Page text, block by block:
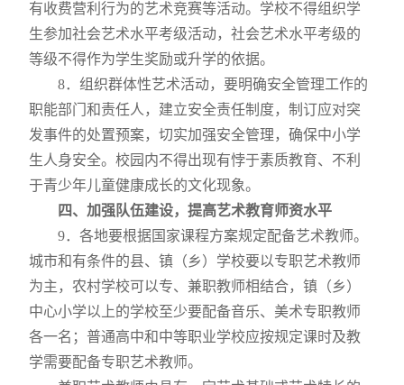
有收费营利行为的艺术竞赛等活动。学校不得组织学
生参加社会艺术水平考级活动，社会艺术水平考级的
等级不得作为学生奖励或升学的依据。
8．组织群体性艺术活动，要明确安全管理工作的
职能部门和责任人，建立安全责任制度，制订应对突
发事件的处置预案，切实加强安全管理，确保中小学
生人身安全。校园内不得出现有悖于素质教育、不利
于青少年儿童健康成长的文化现象。
四、加强队伍建设，提高艺术教育师资水平
9．各地要根据国家课程方案规定配备艺术教师。
城市和有条件的县、镇（乡）学校要以专职艺术教师
为主，农村学校可以专、兼职教师相结合，镇（乡）
中心小学以上的学校至少要配备音乐、美术专职教师
各一名；普通高中和中等职业学校应按规定课时及教
学需要配备专职艺术教师。